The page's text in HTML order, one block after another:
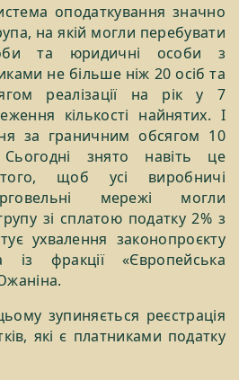
оподаткування значно
на якій могли перебувати
та юридичні особи з
не більше ніж 20 осіб та
реалізації на рік у 7
кількості найнятих. І
за граничним обсягом 10
Сьогодні знято навіть це
щоб усі виробничі
мережі могли
зі сплатою податку 2% з
ухвалення законопроєкту
із фракції «Європейська
зупиняється реєстрація
які є платниками податку